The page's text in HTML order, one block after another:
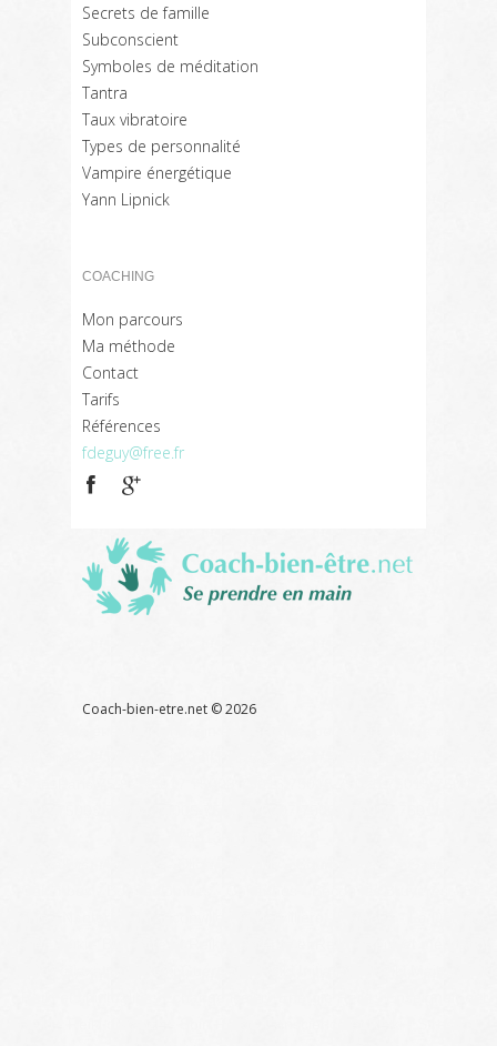
Secrets de famille
Subconscient
Symboles de méditation
Tantra
Taux vibratoire
Types de personnalité
Vampire énergétique
Yann Lipnick
COACHING
Mon parcours
Ma méthode
Contact
Tarifs
Références
fdeguy@free.fr
Coach-bien-etre.net ©2026